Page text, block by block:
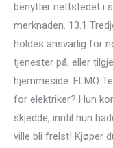
benytter nettstedet i
merknaden. 13.1
holdes ansvarlig for
tjenester på, eller
hjemmeside. ELMO
for elektriker? Hun
skjedde, inntil hun
ville bli frelst! Kjøper